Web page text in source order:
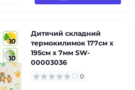
10
10
Дитячий складний
термокилимок 177см х
195см х 7мм SW-
00003036
0